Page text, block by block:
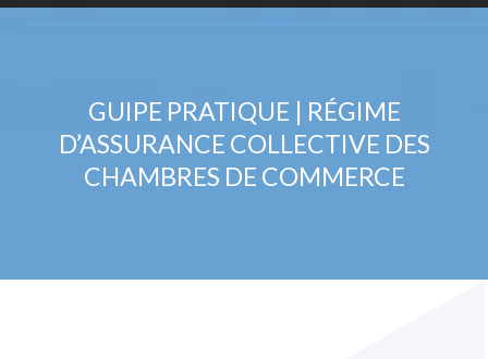
GUIPE PRATIQUE | RÉGIME
D’ASSURANCE COLLECTIVE DES
CHAMBRES DE COMMERCE